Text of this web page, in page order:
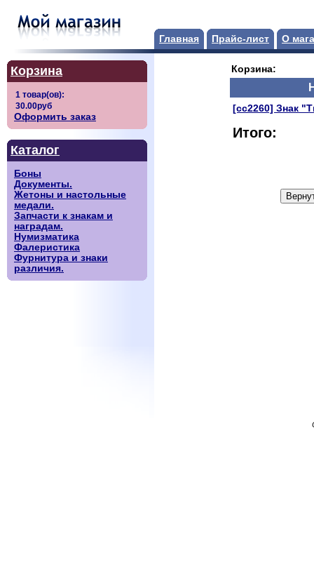
Главная Прайс-лист О
Корзина
Оформить заказ
Каталог
Боны
Документы.
Жетоны и настольные
медали.
Запчасти к знакам и
наградам.
Нумизматика
Фалеристика
Фурнитура и знаки
различия.
Корзина:
[сс2260] Знак
Итого: